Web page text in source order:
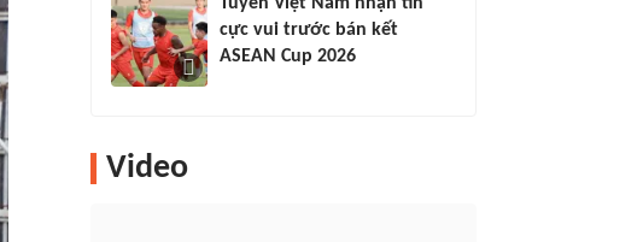
cực vui trước bán kết
ASEAN Cup 2026
Video